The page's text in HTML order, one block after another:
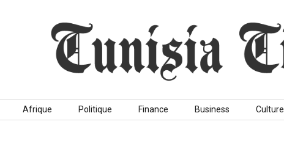
Afrique Politique Finance Business Culture